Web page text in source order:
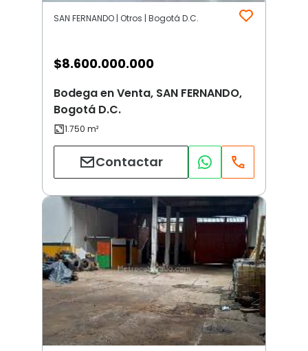
SAN FERNANDO | Otros | Bogotá D.C.
$8.600.000.000
Bodega en Venta, SAN FERNANDO,
Bogotá D.C.
Contactar